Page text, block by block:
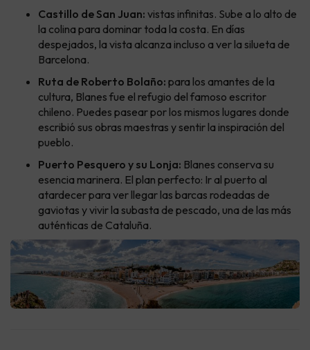
Castillo de San Juan: vistas infinitas. Sube a lo alto de
la colina para dominar toda la costa. En días
despejados, la vista alcanza incluso a ver la silueta de
Barcelona.
Ruta de Roberto Bolaño: para los amantes de la
cultura, Blanes fue el refugio del famoso escritor
chileno. Puedes pasear por los mismos lugares donde
escribió sus obras maestras y sentir la inspiración del
pueblo.
Puerto Pesquero y su Lonja: Blanes conserva su
esencia marinera. El plan perfecto: Ir al puerto al
atardecer para ver llegar las barcas rodeadas de
gaviotas y vivir la subasta de pescado, una de las más
auténticas de Cataluña.